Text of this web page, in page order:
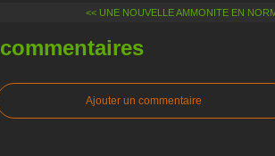
<< UNE NOUVELLE AMMONITE EN
commentaires
Ajouter un commentaire